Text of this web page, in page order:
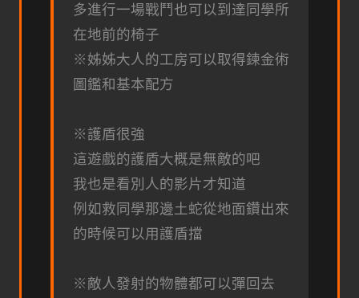
多進行一場戰鬥也可以到達同學所
在地前的椅子
※姊姊大人的工房可以取得鍊金術
圖鑑和基本配方
※護盾很強
這遊戲的護盾大概是無敵的吧
我也是看別人的影片才知道
例如救同學那邊土蛇從地面鑽出來
的時候可以用護盾擋
※敵人發射的物體都可以彈回去